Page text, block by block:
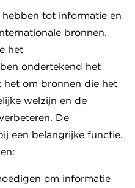
tot informatie en
bronnen.
het
ondertekend het
het om bronnen die het
welzijn en de
De
een belangrijke functie.
om informatie